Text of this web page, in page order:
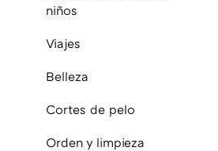
niños
Viajes
Belleza
Cortes de pelo
Orden y limpieza